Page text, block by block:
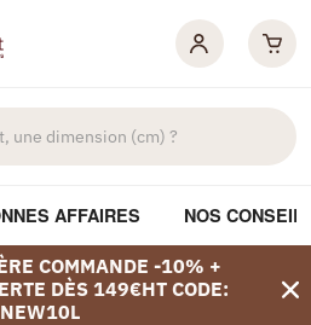
AFFAIRES NOS
COMMANDE -10% +
DÈS 149€HT CODE:
NEW10L